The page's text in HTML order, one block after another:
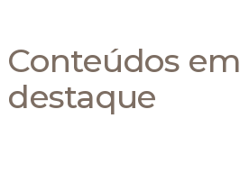
Conteúdos em
destaque